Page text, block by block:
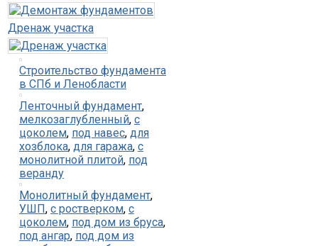
Дренаж участка
Строительство фундамента
в СПб и Ленобласти
Ленточный фундамент,
мелкозаглубленный, с
цоколем, под навес, для
хозблока, для гаража, с
монолитной плитой, под
веранду
Монолитный фундамент,
УШП, с ростверком, с
цоколем, под дом из бруса,
под ангар, под дом из